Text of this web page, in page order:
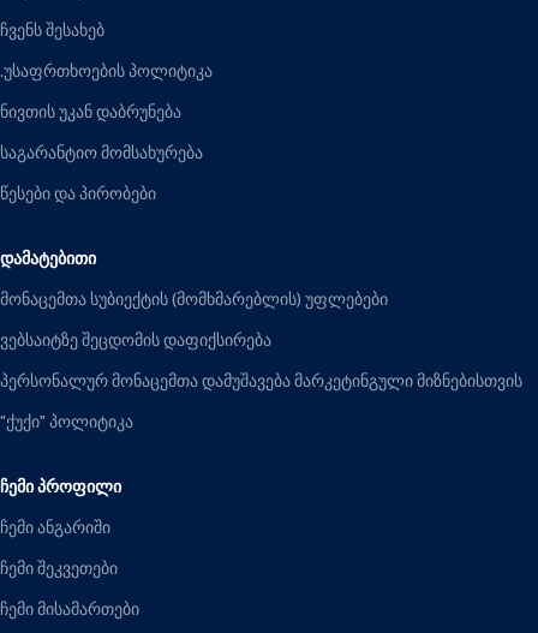
ჩვენს შესახებ
.უსაფრთხოების პოლიტიკა
ნივთის უკან დაბრუნება
საგარანტიო მომსახურება
წესები და პირობები
ᲓᲐᲛᲐᲢᲔᲑᲘᲗᲘ
მონაცემთა სუბიექტის (მომხმარებლის) უფლებები
ვებსაიტზე შეცდომის დაფიქსირება
პერსონალურ მონაცემთა დამუშავება მარკეტინგული მიზნებისთვის
"ქუქი" პოლიტიკა
ᲩᲔᲛᲘ ᲞᲠᲝᲤᲘᲚᲘ
ჩემი ანგარიში
ჩემი შეკვეთები
ჩემი მისამართები